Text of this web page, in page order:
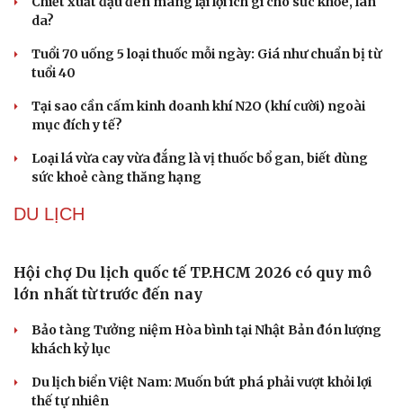
Cải chính
Vai trò của phẫu thuật chuyển hóa trong điều trị
béo phì
da?
tuổi 40
Tại sao cần cấm kinh doanh khí N2O (khí cười) ngoài
Loại lá vừa cay vừa đắng là vị thuốc bổ gan, biết dùng
DU LỊCH